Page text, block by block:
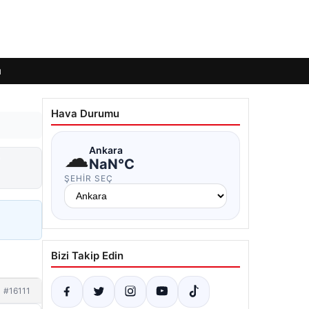
#16111
Hava Durumu
☁Ankara
NaN°C
ŞEHIR SEÇ
Bizi Takip Edin